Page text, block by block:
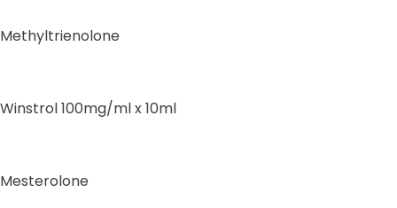
Methyltrienolone
Winstrol 100mg/ml x 10ml
Mesterolone